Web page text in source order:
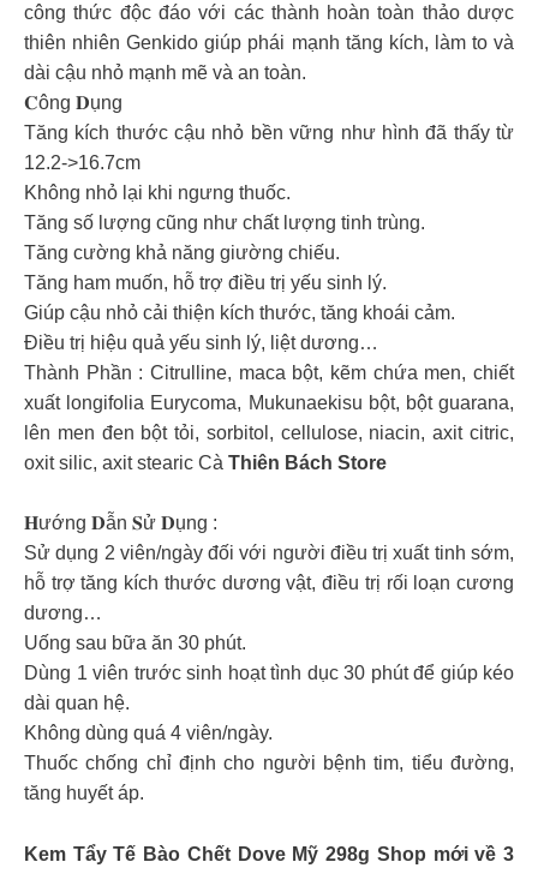
công thức độc đáo với các thành hoàn toàn thảo dược
thiên nhiên Genkido giúp phái mạnh tăng kích, làm to và
dài cậu nhỏ mạnh mẽ và an toàn.
𝐂ông 𝐃ụng
Tăng kích thước cậu nhỏ bền vững như hình đã thấy từ
12.2->16.7cm
Không nhỏ lại khi ngưng thuốc.
Tăng số lượng cũng như chất lượng tinh trùng.
Tăng cường khả năng giường chiếu.
Tăng ham muốn, hỗ trợ điều trị yếu sinh lý.
Giúp cậu nhỏ cải thiện kích thước, tăng khoái cảm.
Điều trị hiệu quả yếu sinh lý, liệt dương…
Thành Phần : Citrulline, maca bột, kẽm chứa men, chiết
xuất longifolia Eurycoma, Mukunaekisu bột, bột guarana,
lên men đen bột tỏi, sorbitol, cellulose, niacin, axit citric,
oxit silic, axit stearic Cà Thiên Bách Store
𝐇ướng 𝐃ẫn 𝐒ử 𝐃ụng :
Sử dụng 2 viên/ngày đối với người điều trị xuất tinh sớm,
hỗ trợ tăng kích thước dương vật, điều trị rối loạn cương
dương…
Uống sau bữa ăn 30 phút.
Dùng 1 viên trước sinh hoạt tình dục 30 phút để giúp kéo
dài quan hệ.
Không dùng quá 4 viên/ngày.
Thuốc chống chỉ định cho người bệnh tim, tiểu đường,
tăng huyết áp.
Kem Tẩy Tế Bào Chết Dove Mỹ 298g Shop mới về 3